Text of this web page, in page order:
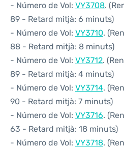
- Número de Vol: VY3708.
89 - Retard mitjà: 6 minuts)
- Número de Vol: VY3710.
88 - Retard mitjà: 8 minuts)
- Número de Vol: VY3712.
89 - Retard mitjà: 4 minuts)
- Número de Vol: VY3714.
90 - Retard mitjà: 7 minuts)
- Número de Vol: VY3716.
63 - Retard mitjà: 18 minuts)
- Número de Vol: VY3718.